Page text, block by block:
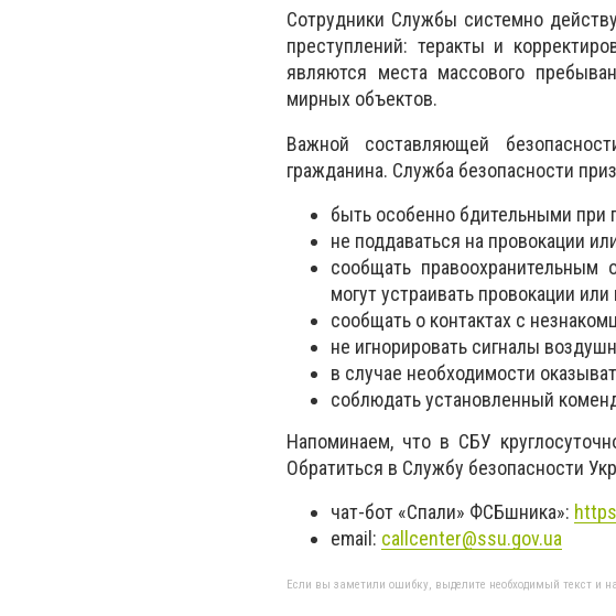
Сотрудники Службы системно
преступлений: теракты и
являются места массового
мирных объектов.
Важной составляющей
гражданина. Служба безопасности
быть особенно бдительными
не поддаваться на провокации
сообщать правоохранительным
могут устраивать провокации
сообщать о контактах с
не игнорировать сигналы
в случае необходимости
соблюдать установленный
Напоминаем, что в СБУ
Обратиться в Службу безопасности
чат-бот «Спали» ФСБшника»:
email: callcenter@ssu.gov.ua
Если вы заметили ошибку, выделите необходимый текст и